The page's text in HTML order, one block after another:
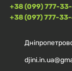
+38 (099) 777-
+38 (097) 777-